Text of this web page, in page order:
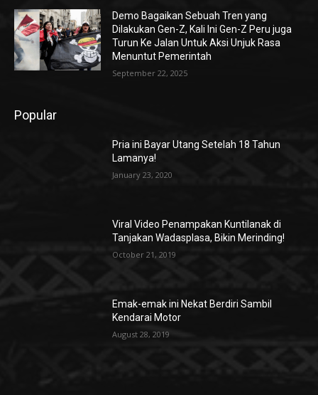
Demo Bagaikan Sebuah Tren yang
Dilakukan Gen-Z, Kali Ini Gen-Z Peru juga
Turun Ke Jalan Untuk Aksi Unjuk Rasa
Menuntut Pemerintah
September 22, 2025
Popular
Pria ini Bayar Utang Setelah 18 Tahun
Lamanya!
January 23, 2020
Viral Video Penampakan Kuntilanak di
Tanjakan Wadasplasa, Bikin Merinding!
October 21, 2019
Emak-emak ini Nekat Berdiri Sambil
Kendarai Motor
August 28, 2019